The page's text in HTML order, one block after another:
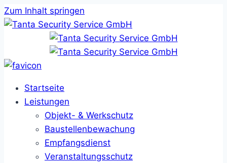
Zum Inhalt springen
Startseite
Leistungen
Objekt- & Werkschutz
Baustellenbewachung
Empfangsdienst
Veranstaltungsschutz